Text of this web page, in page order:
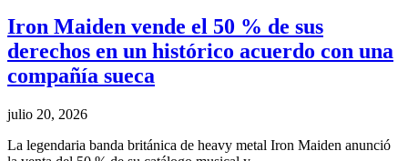
Iron Maiden vende el 50 % de sus
derechos en un histórico acuerdo con una
compañía sueca
julio 20, 2026
La legendaria banda británica de heavy metal Iron Maiden anunció